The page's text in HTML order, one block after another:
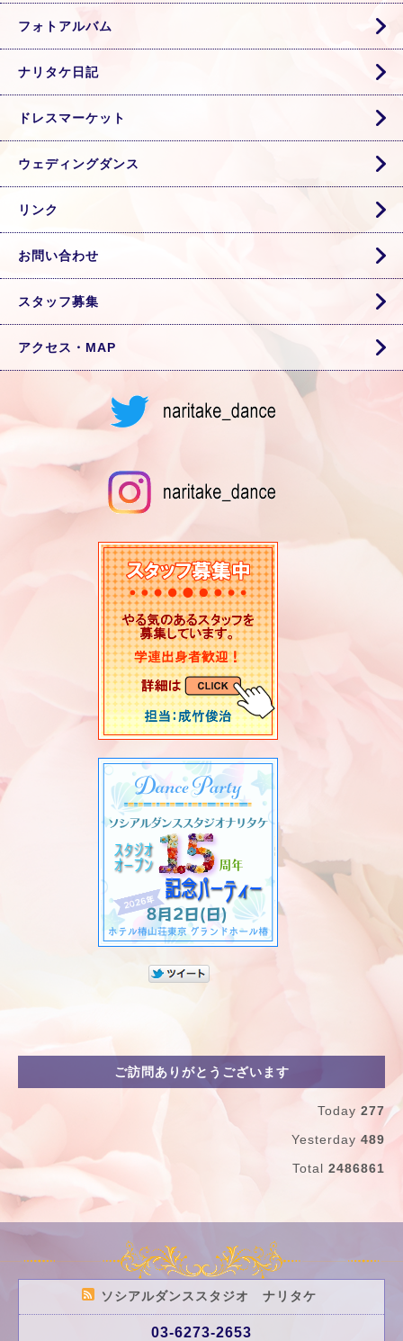
フォトアルバム
ナリタケ日記
ドレスマーケット
ウェディングダンス
リンク
お問い合わせ
スタッフ募集
アクセス・MAP
ご訪問ありがとうございます
Today 277
Yesterday 489
Total 2486861
ソシアルダンススタジオ ナリタケ
03-6273-2653